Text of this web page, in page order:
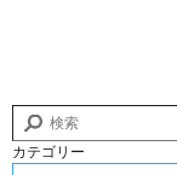
カテゴリー